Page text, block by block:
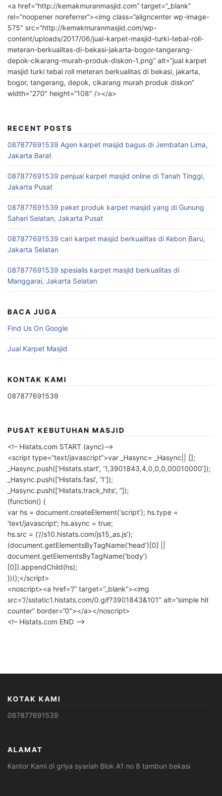
<a href=”http://kemakmuranmasjid.com” target=”_blank”
rel=”noopener noreferrer”><img class=”aligncenter wp-image-
575″ src=”http://kemakmuranmasjid.com/wp-
content/uploads/2017/06/jual-karpet-masjid-turki-tebal-roll-
meteran-berkualitas-di-bekasi-jakarta-bogor-tangerang-
depok-cikarang-murah-produk-diskon-1.png” alt=”jual karpet
masjid turki tebal roll meteran berkualitas di bekasi, jakarta,
bogor, tangerang, depok, cikarang murah produk diskon”
width=”270″ height=”108″ /></a>
RECENT POSTS
087877691539 Agen karpet masjid bagus di Jembatan Lima,
Jakarta Barat
087877691539 penjual karpet masjid online di Tanah Tinggi,
Jakarta Pusat
087877691539 paket produk karpet masjid yang di Gunung
Sahari Selatan, Jakarta Pusat
087877691539 cari karpet masjid berkualitas di Kebon Baru,
Jakarta Selatan
087877691539 spesialis karpet masjid berkualitas di
Manggarai, Jakarta Selatan
BACA JUGA
Find Us On Google
Jual Karpet Masjid
KONTAK KAMI
087877691539
PUSAT KEBUTUHAN MASJID
<!– Histats.com START (aync)–>
<script type=”text/javascript”>var _Hasync= _Hasync|| [];
_Hasync.push([‘Histats.start’, ‘1,3901843,4,0,0,0,00010000’]);
_Hasync.push([‘Histats.fasi’, ‘1’]);
_Hasync.push([‘Histats.track_hits’, ”]);
(function() {
var hs = document.createElement(‘script’); hs.type =
‘text/javascript’; hs.async = true;
hs.src = (‘//s10.histats.com/js15_as.js’);
(document.getElementsByTagName(‘head’)[0] ||
document.getElementsByTagName(‘body’)
[0]).appendChild(hs);
})();</script>
<noscript><a href=”/” target=”_blank”><img
src=”//sstatic1.histats.com/0.gif?3901843&101″ alt=”simple hit
counter” border=”0″></a></noscript>
<!– Histats.com END –>
KOTAK KAMI
087877691539
ALAMAT
Kantor Kami di griya syariah Blok A1 no 8 tambun bekasi